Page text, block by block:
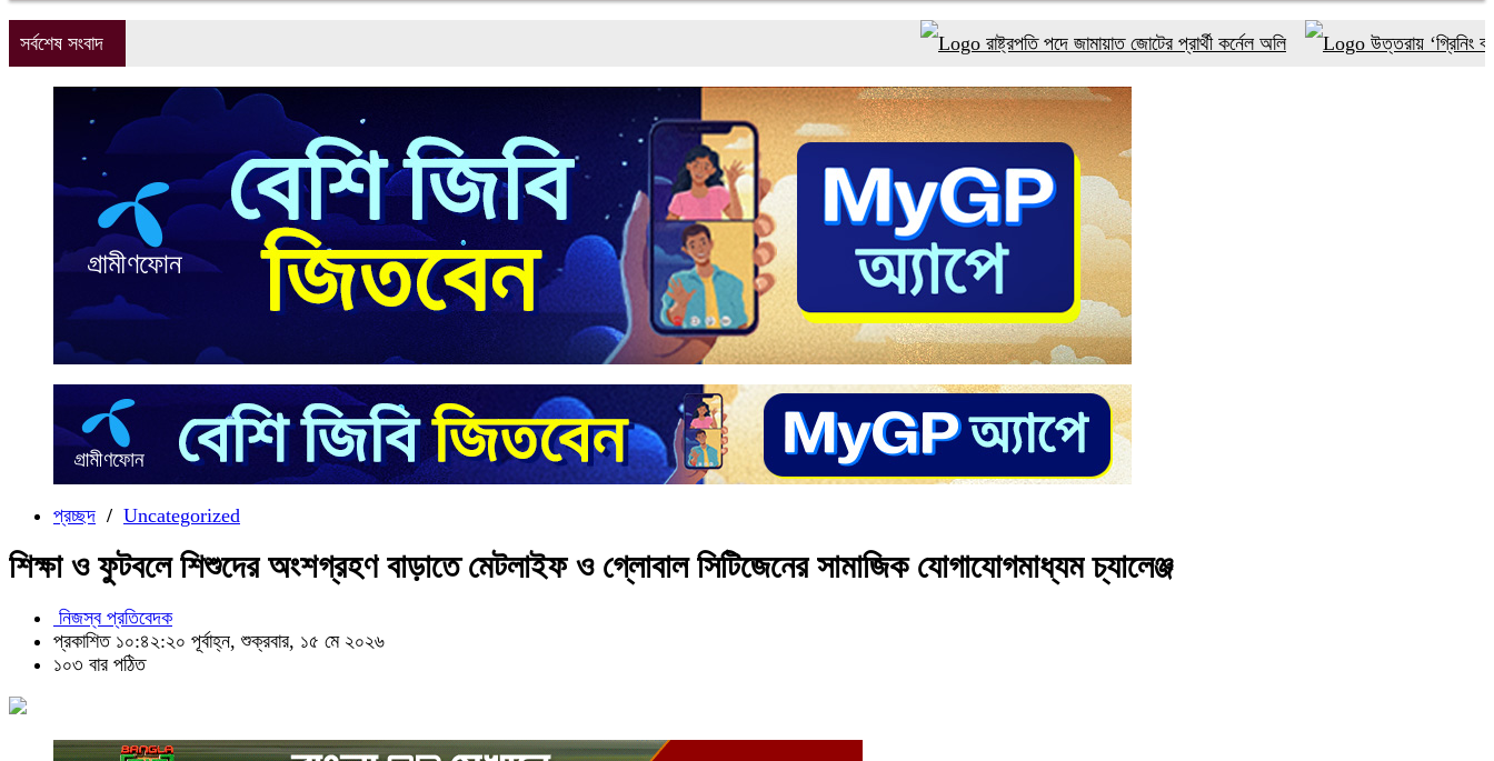
সর্বশেষ সংবাদ রাষ্ট্রপতি পদে জামায়াত জোটের প্রার্থী কর্নেল অলি উত্তরায় ‘গ্রিনিং বাংলাদেশ’
প্রচ্ছদ / Uncategorized
শিক্ষা ও ফুটবলে শিশুদের অংশগ্রহণ বাড়াতে মেটলাইফ ও গ্লোবাল সিটিজেনের সামাজিক যোগাযোগমাধ্যম চ্যালেঞ্জ
নিজস্ব প্রতিবেদক
প্রকাশিত ১০:৪২:২০ পূর্বাহ্ন, শুক্রবার, ১৫ মে ২০২৬
১০৩ বার পঠিত